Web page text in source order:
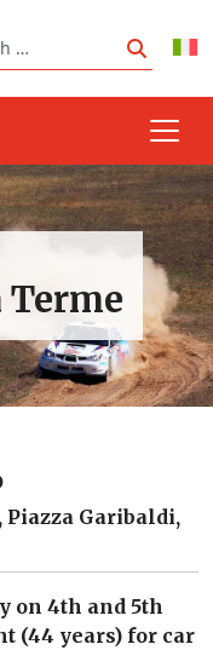
Search
Terme
Piazza Garibaldi,
on 4th and 5th
(44 years) for car